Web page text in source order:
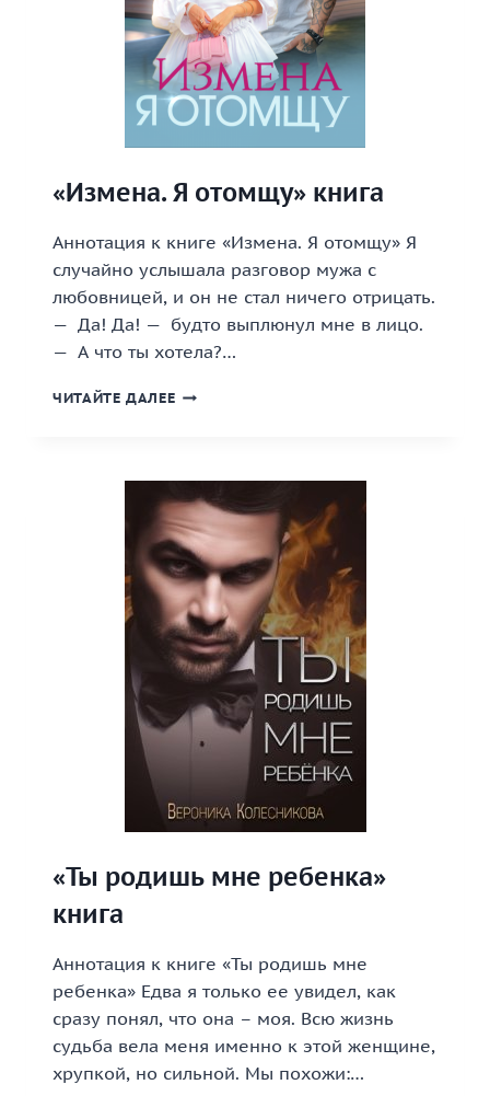
«Измена. Я отомщу» книга
Аннотация к книге «Измена. Я отомщу» Я
случайно услышала разговор мужа с
любовницей, и он не стал ничего отрицать.
— Да! Да! — будто выплюнул мне в лицо.
— А что ты хотела?…
ЧИТАЙТЕ ДАЛЕЕ «ИЗМЕНА.
«Ты родишь мне ребенка»
книга
Аннотация к книге «Ты родишь мне
ребенка» Едва я только ее увидел, как
сразу понял, что она – моя. Всю жизнь
судьба вела меня именно к этой женщине,
хрупкой, но сильной. Мы похожи:…